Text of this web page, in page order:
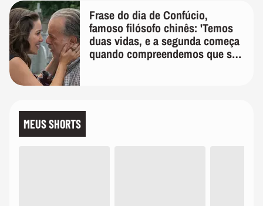
Frase do dia de Confúcio,
famoso filósofo chinês: 'Temos
duas vidas, e a segunda começa
quando compreendemos que só
MEUS SHORTS